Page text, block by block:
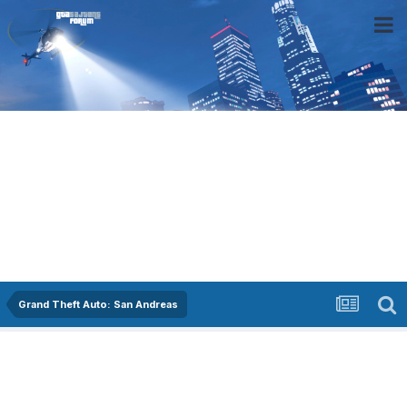
Grand Theft Auto: San Andreas